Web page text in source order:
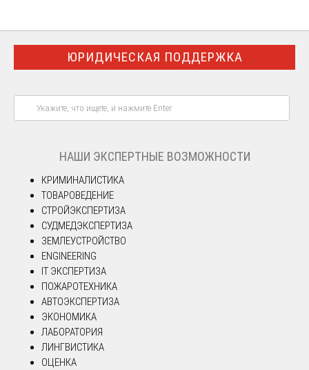
ЮРИДИЧЕСКАЯ ПОДДЕРЖКА
НАШИ ЭКСПЕРТНЫЕ ВОЗМОЖНОСТИ
КРИМИНАЛИСТИКА
ТОВАРОВЕДЕНИЕ
СТРОЙЭКСПЕРТИЗА
СУДМЕДЭКСПЕРТИЗА
ЗЕМЛЕУСТРОЙСТВО
ENGINEERING
IT ЭКСПЕРТИЗА
ПОЖАРОТЕХНИКА
АВТОЭКСПЕРТИЗА
ЭКОНОМИКА
ЛАБОРАТОРИЯ
ЛИНГВИСТИКА
ОЦЕНКА